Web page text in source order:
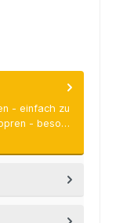
- einfach zu
- beso…